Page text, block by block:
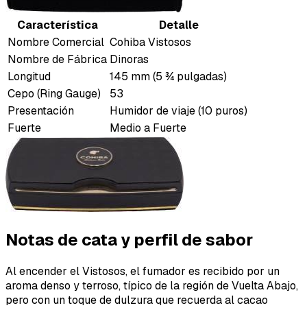
Característica
Detalle
Nombre Comercial Cohiba Vistosos
Nombre de Fábrica Dinoras
Longitud
145 mm (5 ¾ pulgadas)
Cepo (Ring Gauge)
53
Presentación
Humidor de viaje (10 puros)
Fuerte
Medio a Fuerte
Notas de cata y perfil de sabor
Al encender el Vistosos, el fumador es recibido por un
aroma denso y terroso, típico de la región de Vuelta Abajo,
pero con un toque de dulzura que recuerda al cacao